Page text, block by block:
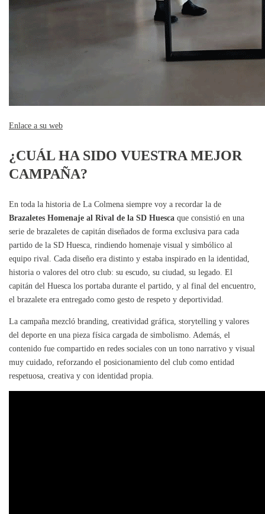
Enlace a su web
¿CUÁL HA SIDO VUESTRA MEJOR
CAMPAÑA?
En toda la historia de La Colmena siempre voy a recordar la de
Brazaletes Homenaje al Rival de la SD Huesca que consistió en una
serie de brazaletes de capitán diseñados de forma exclusiva para cada
partido de la SD Huesca, rindiendo homenaje visual y simbólico al
equipo rival. Cada diseño era distinto y estaba inspirado en la identidad,
historia o valores del otro club: su escudo, su ciudad, su legado. El
capitán del Huesca los portaba durante el partido, y al final del encuentro,
el brazalete era entregado como gesto de respeto y deportividad.
La campaña mezcló branding, creatividad gráfica, storytelling y valores
del deporte en una pieza física cargada de simbolismo. Además, el
contenido fue compartido en redes sociales con un tono narrativo y visual
muy cuidado, reforzando el posicionamiento del club como entidad
respetuosa, creativa y con identidad propia.